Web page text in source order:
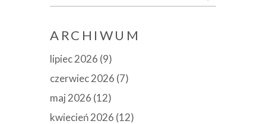
for:
ARCHIWUM
lipiec 2026 (9)
czerwiec 2026 (7)
maj 2026 (12)
kwiecień 2026 (12)